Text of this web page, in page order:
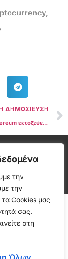
την
την
τα Cookies μας
σας.
στη
Όλων
,
,
ΔΗΜΟΣΙΕΥΣΗ
Η αξία του Ethereum εκτοξεύεται εν μέσω εικασιών για έγκριση Spot ETF